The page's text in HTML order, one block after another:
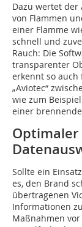
Dazu wertet der
von Flammen
einer Flamme
schnell und
Rauch: Die
transparenter
erkennt so auch
„Aviotec“
wie zum
einer
Sollte ein
es, den Brand
übertragenen
Informationen
Maßnahmen